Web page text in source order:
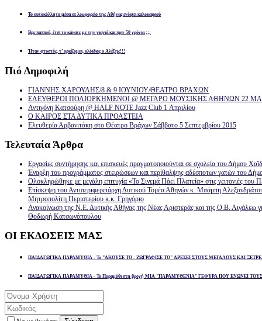
Το αυτοκόλλητο μέσα σε λεωφορείο της Αθήνας ενόψει καλοκαιριού
Βρε παππού, έτσι το κάνατε με την γιαγιά και πριν 50 χρόνια ;;;
Ήταν φτυστός, τ’ ορκίζομαι, ολόιδιος ο Αλέξης!!!
Πιό Δημοφιλή
ΓΙΑΝΝΗΣ ΧΑΡΟΥΛΗΣ/8 & 9 ΙΟΥΝΙΟΥ/ΘΕΑΤΡΟ ΒΡΑΧΩΝ
ΕΛΕΥΘΕΡΟΙ ΠΟΛΙΟΡΚΗΜΕΝΟΙ @ ΜΕΓΑΡΟ ΜΟΥΣΙΚΗΣ ΑΘΗΝΩΝ 22
Αντιγόνη Κατσούρη @ HALF NOTE Jazz Club 1 Απριλίου
Ο ΚΑΙΡΟΣ ΣΤΑ ΔΥΤΙΚΑ ΠΡΟΑΣΤΕΙΑ
Ελευθερία Αρβανιτάκη στο Θέατρο Βράχων Σάββατο 5 Σεπτεμβρίου 2015
Τελευταία Άρθρα
Εργασίες συντήρησης και επισκευές πραγματοποιούνται σε σχολεία του Δήμου
Έναρξη του προγράμματος στειρώσεων και περίθαλψης αδέσποτων γατών του
Ολοκληρώθηκε με μεγάλη επιτυχία «Το Σινεμά Πάει Πλατεία» στις γειτονιές του
Επίσκεψη του Αντιπεριφερειάρχη Δυτικού Τομέα Αθηνών κ. Μπάμπη
Μητροπολίτη Περιστερίου κ.κ. Γρηγόριο
Ανακοίνωση της Ν.Ε. Δυτικής Αθήνας της Νέας Αριστεράς και της Ο.Β. Αιγάλεω
Θοδωρή Κατσωνόπουλου
ΟΙ ΕΚΔΟΣΕΙΣ ΜΑΣ
ΠΑΙΔΑΓΩΓΙΚΑ ΠΑΡΑΜΥΘΙΑ - Το "ΑΚΟΥΣΕ ΤΟ - ΖΩΓΡΑΦΙΣΕ ΤΟ" ΑΡΕΣΕΙ ΣΤΟΥΣ ΜΕΓΑΛΟΥΣ ΚΑΙ
ΠΑΙΔΑΓΩΓΙΚΑ ΠΑΡΑΜΥΘΙΑ - Το Παραμύθι στη βροχή ΜΙΑ "ΠΑΡΑΜΥΘΕΝΙΑ" ΓΕΦΥΡΑ ΠΟΥ ΕΝΩΝΕΙ